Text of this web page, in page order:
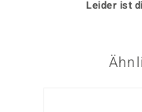
Leider ist